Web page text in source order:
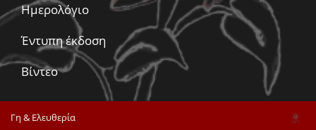
Ημερολόγιο
Έντυπη έκδοση
Βίντεο
Γη & Ελευθερία